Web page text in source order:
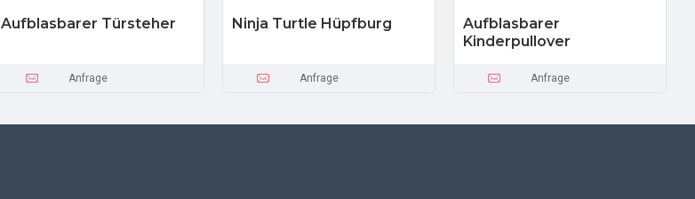
Aufblasbarer Türsteher
Anfrage
Ninja Turtle Hüpfburg
Anfrage
Aufblasbarer
Kinderpullover
Anfrage